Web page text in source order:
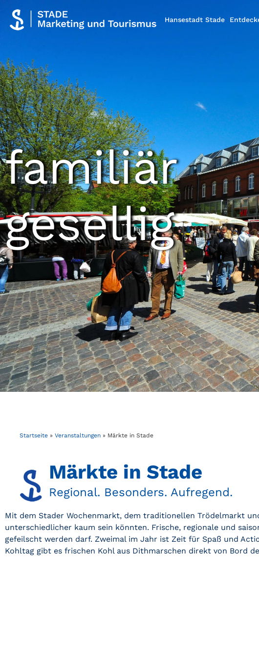
Hansestadt Stade
familiär
gesellig
Startseite » Veranstaltungen » Märkte in Stade
Märkte in Stade​
Regional. Besonders. Aufregend.​
Mit dem Stader Wochenmarkt, dem traditionellen Trödelmarkt
unterschiedlicher kaum sein könnten. Frische, regionale und
gefeilscht werden darf. Zweimal im Jahr ist Zeit für Spaß und
Kohltag gibt es frischen Kohl aus Dithmarschen direkt von Bord